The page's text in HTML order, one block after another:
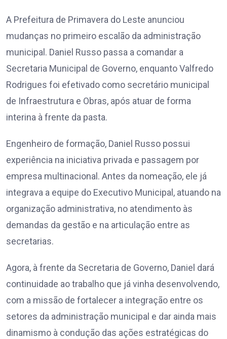
A Prefeitura de Primavera do Leste anunciou
mudanças no primeiro escalão da administração
municipal. Daniel Russo passa a comandar a
Secretaria Municipal de Governo, enquanto Valfredo
Rodrigues foi efetivado como secretário municipal
de Infraestrutura e Obras, após atuar de forma
interina à frente da pasta.
Engenheiro de formação, Daniel Russo possui
experiência na iniciativa privada e passagem por
empresa multinacional. Antes da nomeação, ele já
integrava a equipe do Executivo Municipal, atuando na
organização administrativa, no atendimento às
demandas da gestão e na articulação entre as
secretarias.
Agora, à frente da Secretaria de Governo, Daniel dará
continuidade ao trabalho que já vinha desenvolvendo,
com a missão de fortalecer a integração entre os
setores da administração municipal e dar ainda mais
dinamismo à condução das ações estratégicas do